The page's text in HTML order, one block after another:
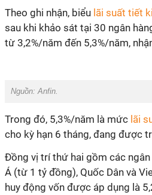
Theo ghi nhận, biểu lãi suất tiết
sau khi khảo sát tại 30 ngân
từ 3,2%/năm đến 5,3%/năm,
Nguồn:Anfin.
Trong đó, 5,3%/năm là mức lãi
cho kỳ hạn 6 tháng, đang được
Đồng vị trí thứ hai gồm các
Á (từ 1 tỷ đồng), Quốc Dân và
huy động vốn được áp dụng là